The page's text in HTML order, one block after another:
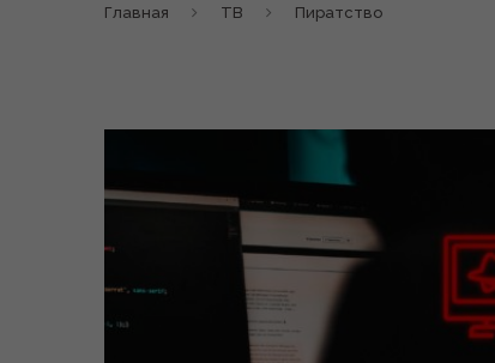
Главная ТВ Пиратство